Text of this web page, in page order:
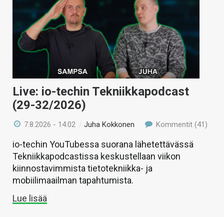
KAUPPA
VAIHDA TEEMA
HAKU
Live: io-techin Tekniikkapodcast
(29-32/2026)
7.8.2026 - 14:02 /Juha Kokkonen Kommentit (41)
io-techin YouTubessa suorana lähetettävässä
Tekniikkapodcastissa keskustellaan viikon
kiinnostavimmista tietotekniikka- ja
mobiilimaailman tapahtumista.
Lue lisää